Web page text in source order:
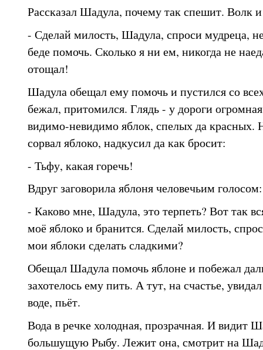
Рассказал Шадула, почему так спешит. Волк и
- Сделай милость, Шадула, спроси мудреца,
беде помочь. Сколько я ни ем, никогда не
отощал!
Шадула обещал ему помочь и пустился со
бежал, притомился. Глядь - у дороги
видимо-невидимо яблок, спелых да красных.
сорвал яблоко, надкусил да как бросит:
- Тьфу, какая горечь!
Вдруг заговорила яблоня человечьим голосом:
- Каково мне, Шадула, это терпеть? Вот так
моё яблоко и бранится. Сделай милость,
мои яблоки сделать сладкими?
Обещал Шадула помочь яблоне и побежал
захотелось ему пить. А тут, на счастье,
воде, пьёт.
Вода в речке холодная, прозрачная. И видит
большущую Рыбу. Лежит она, смотрит на